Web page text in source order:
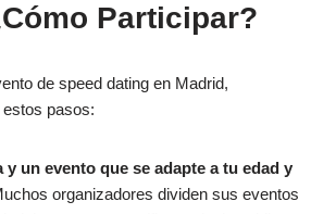
Participar?
de speed dating en Madrid,
pasos:
y un evento que se adapte a tu edad y
organizadores dividen sus eventos